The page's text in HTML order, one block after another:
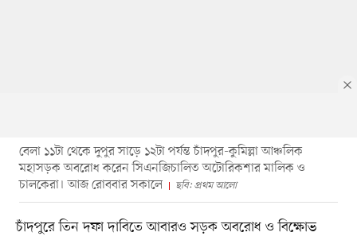
বেলা ১১টা থেকে দুপুর সাড়ে ১২টা পর্যন্ত চাঁদপুর-কুমিল্লা আঞ্চলিক
মহাসড়ক অবরোধ করেন সিএনজিচালিত অটোরিকশার মালিক ও
চালকেরা। আজ রোববার সকালে
ছবি: প্রথম আলো
চাঁদপুরে তিন দফা দাবিতে আবারও সড়ক অবরোধ ও বিক্ষোভ